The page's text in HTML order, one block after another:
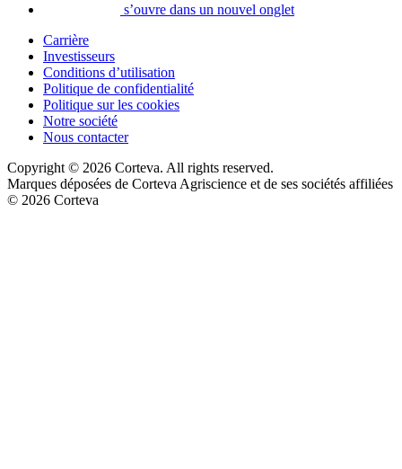
s’ouvre dans un nouvel onglet
Carrière
Investisseurs
Conditions d’utilisation
Politique de confidentialité
Politique sur les cookies
Notre société
Nous contacter
Copyright © 2026 Corteva. All rights reserved.
Marques déposées de Corteva Agriscience et de ses sociétés affiliées
© 2026 Corteva